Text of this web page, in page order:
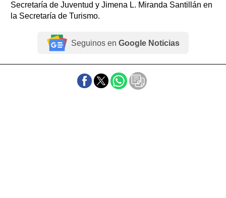
Secretaría de Juventud y Jimena L. Miranda Santillán en
la Secretaría de Turismo.
Seguinos en Google Noticias